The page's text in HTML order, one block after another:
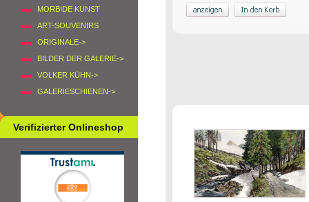
MORBIDE KUNST
ART-SOUVENIRS
ORIGINALE->
BILDER DER GALERIE->
VOLKER KÜHN->
GALERIESCHIENEN->
Verifizierter Onlineshop